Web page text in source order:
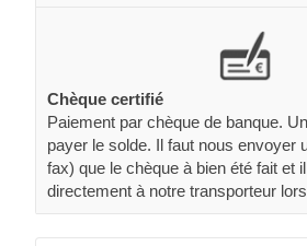
Chèque certifié
Paiement par chèque de banque.
payer le solde. Il faut nous envoyer
fax) que le chèque à bien été fait et
directement à notre transporteur